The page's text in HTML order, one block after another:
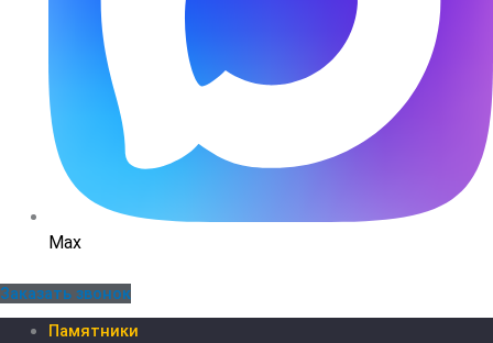
Max
Заказать звонок
Памятники